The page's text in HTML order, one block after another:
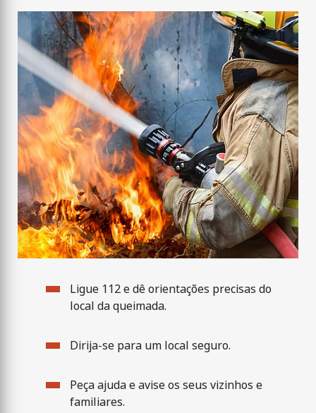
Ligue 112 e dê orientações precisas do
local da queimada.
Dirija-se para um local seguro.
Peça ajuda e avise os seus vizinhos e
familiares.